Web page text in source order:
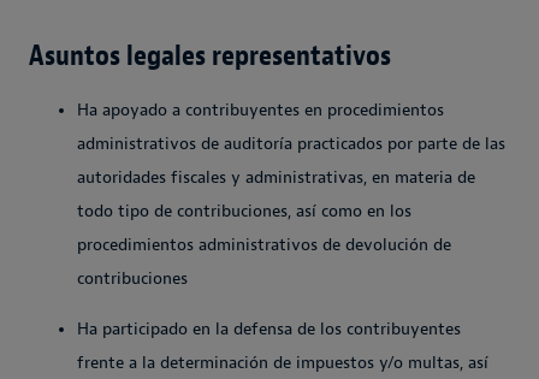
Asuntos legales representativos
Ha apoyado a contribuyentes en procedimientos
administrativos de auditoría practicados por parte de las
autoridades fiscales y administrativas, en materia de
todo tipo de contribuciones, así como en los
procedimientos administrativos de devolución de
contribuciones
Ha participado en la defensa de los contribuyentes
frente a la determinación de impuestos y/o multas, así